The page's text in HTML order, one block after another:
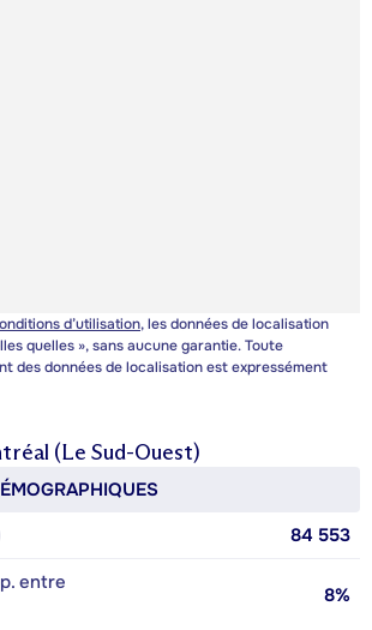
d’utilisation, les données de localisation
quelles », sans aucune garantie. Toute
des données de localisation est expressément
(Le Sud-Ouest)
84 553
entre
8%